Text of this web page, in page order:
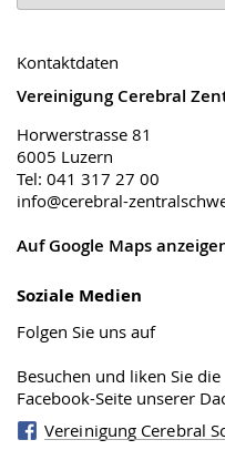
Kontaktdaten
Vereinigung Cerebral
Horwerstrasse 81
6005 Luzern
Tel: 041 317 27 00
info@cerebral-
Auf Google Maps
Soziale Medien
Folgen Sie uns auf
Besuchen und liken Sie die
Facebook-Seite unserer
Vereinigung Cerebral